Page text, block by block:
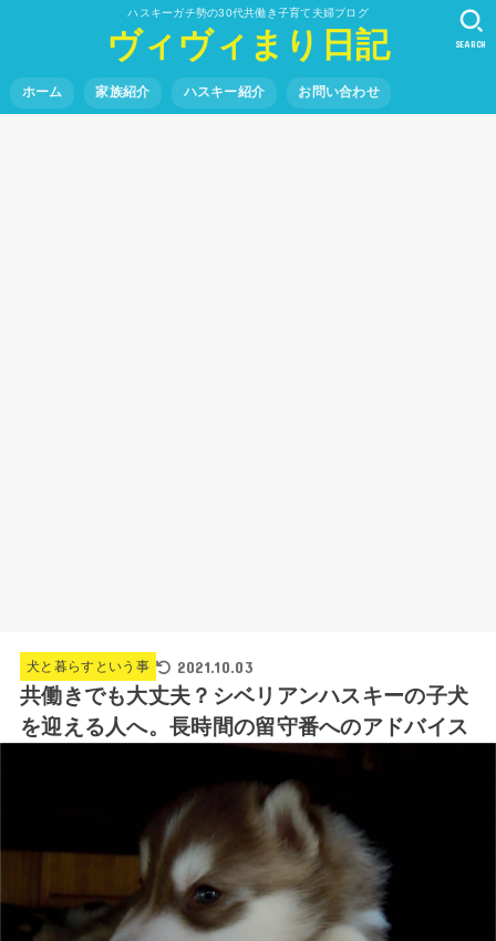
ハスキーガチ勢の30代共働き子育て夫婦ブログ
ヴィヴィまり日記
ホーム 家族紹介 ハスキー紹介 お問い合わせ
SEARCH
犬と暮らすという事 2021.10.03
共働きでも大丈夫？シベリアンハスキーの子犬
を迎える人へ。長時間の留守番へのアドバイス